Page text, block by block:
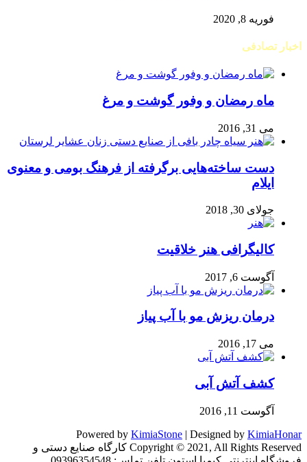
فوریه 8, 2020
اخبار تصادفی
ماه رمضان و وفور گوشت و مرغ
می 31, 2016
دست ساخته‌هایی برگرفته از فرهنگ بومی و معنوی
ایلام
جولای 30, 2018
کالیگرافی هنر خلاقیت
آگوست 6, 2017
درمان ریزش مو با آب پیاز
می 17, 2016
کشف آتش آبی
آگوست 11, 2016
Powered by KimiaStone | Designed by KimiaHonar
Copyright © 2021, All Rights Reserved کارگاه صنایع دستی و